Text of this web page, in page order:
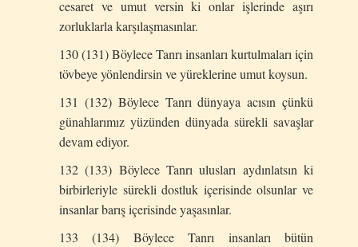
cesaret ve umut versin ki onlar işlerinde aşırı
zorluklarla karşılaşmasınlar.
130 (131) Böylece Tanrı insanları kurtulmaları için
tövbeye yönlendirsin ve yüreklerine umut koysun.
131 (132) Böylece Tanrı dünyaya acısın çünkü
günahlarımız yüzünden dünyada sürekli savaşlar
devam ediyor.
132 (133) Böylece Tanrı ulusları aydınlatsın ki
birbirleriyle sürekli dostluk içerisinde olsunlar ve
insanlar barış içerisinde yaşasınlar.
133 (134) Böylece Tanrı insanları bütün